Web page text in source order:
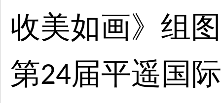
收美如画》组
第24届平遥国